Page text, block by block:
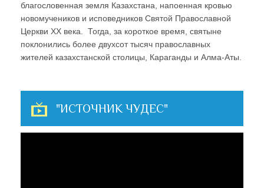
благословенная земля Казахстана, напоенная кровью
новомучеников и исповедников Святой Православной
Церкви XX века. Тогда, за короткое время, святыне
поклонились более двухсот тысяч православных
жителей казахстанской столицы, Караганды и Алма-Аты.
"ИСТОЧНИК ЧУДЕС"